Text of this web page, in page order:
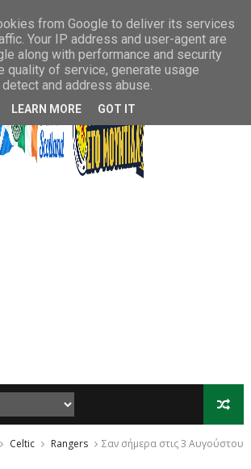
Celtic Rangers
Σαν σήμερα στις 3 Αυγούστου
from Google to deliver its services
Your IP address and user-agent are
along with performance and security
quality of service, generate usage
and address abuse.
LEARN MORE GOT IT